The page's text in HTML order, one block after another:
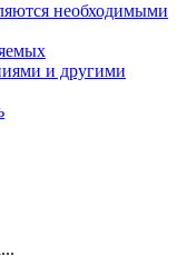
необходимыми
и другими